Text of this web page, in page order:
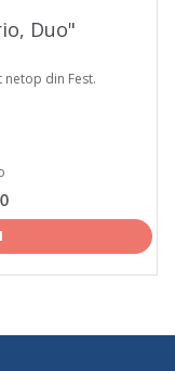
Duo"
netop din Fest.